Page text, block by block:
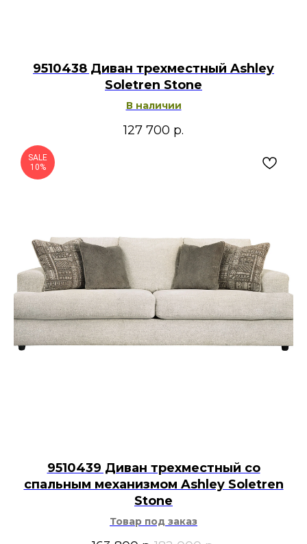
9510438 Диван трехместный Ashley
Soletren Stone
В наличии
127 700 р.
SALE
10%
9510439 Диван трехместный со
спальным механизмом Ashley Soletren
Stone
Товар под заказ